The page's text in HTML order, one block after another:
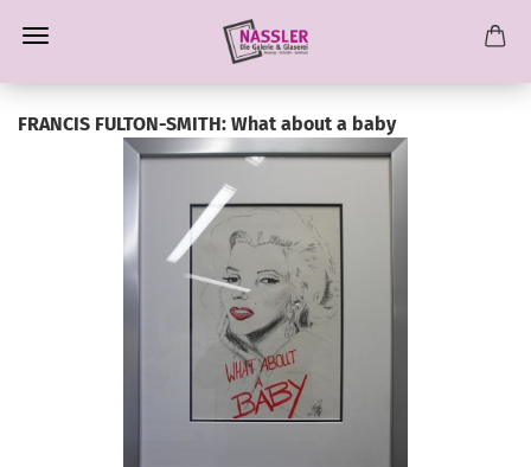
FRANCIS FULTON-SMITH: What about a baby